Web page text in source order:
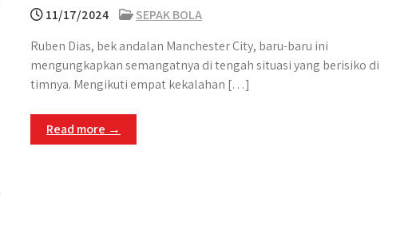
11/17/2024
SEPAK BOLA
Ruben Dias, bek andalan Manchester City, baru-baru ini
mengungkapkan semangatnya di tengah situasi yang berisiko di
timnya. Mengikuti empat kekalahan […]
Read more →